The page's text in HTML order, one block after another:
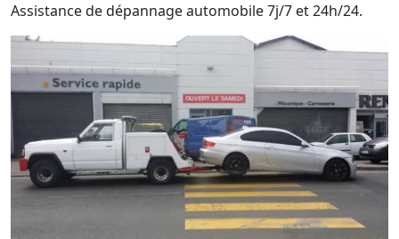
Assistance de dépannage automobile 7j/7 et 24h/24.